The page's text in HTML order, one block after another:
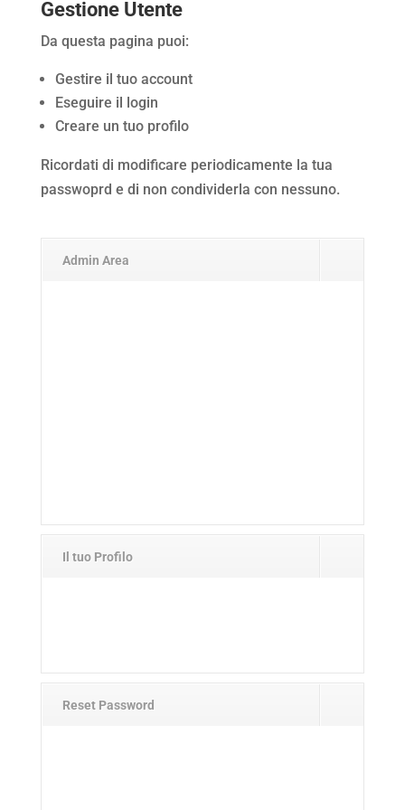
Gestione Utente
Da questa pagina puoi:
Gestire il tuo account
Eseguire il login
Creare un tuo profilo
Ricordati di modificare periodicamente la tua
passwoprd e di non condividerla con nessuno.
Admin Area
Il tuo Profilo
Reset Password